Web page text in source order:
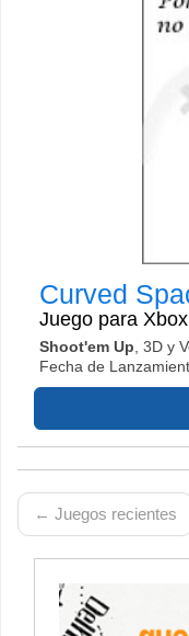
Curved
Juego para
Shoot'em Up , 3D y
Fecha de
← Juegos recientes